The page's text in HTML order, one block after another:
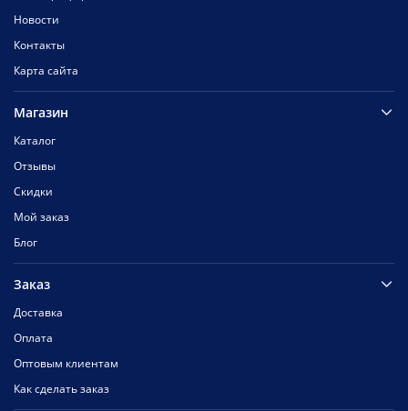
Новости
Контакты
Карта сайта
Магазин
Каталог
Отзывы
Скидки
Мой заказ
Блог
Заказ
Доставка
Оплата
Оптовым клиентам
Как сделать заказ